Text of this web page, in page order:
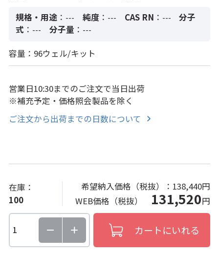
規格・用途 ：--- 純度：--- CAS RN ：---
分子
式 ：--- 分子量 ：---
容量：96ウェル/キット
営業日10:30までのご注文で当日出荷
※補充予定・価格照会製品を除く
ご注文から出荷までの日数について
在庫：
100
希望納入価格（税抜）： 138,440円
WEB価格（税抜） 131,520円